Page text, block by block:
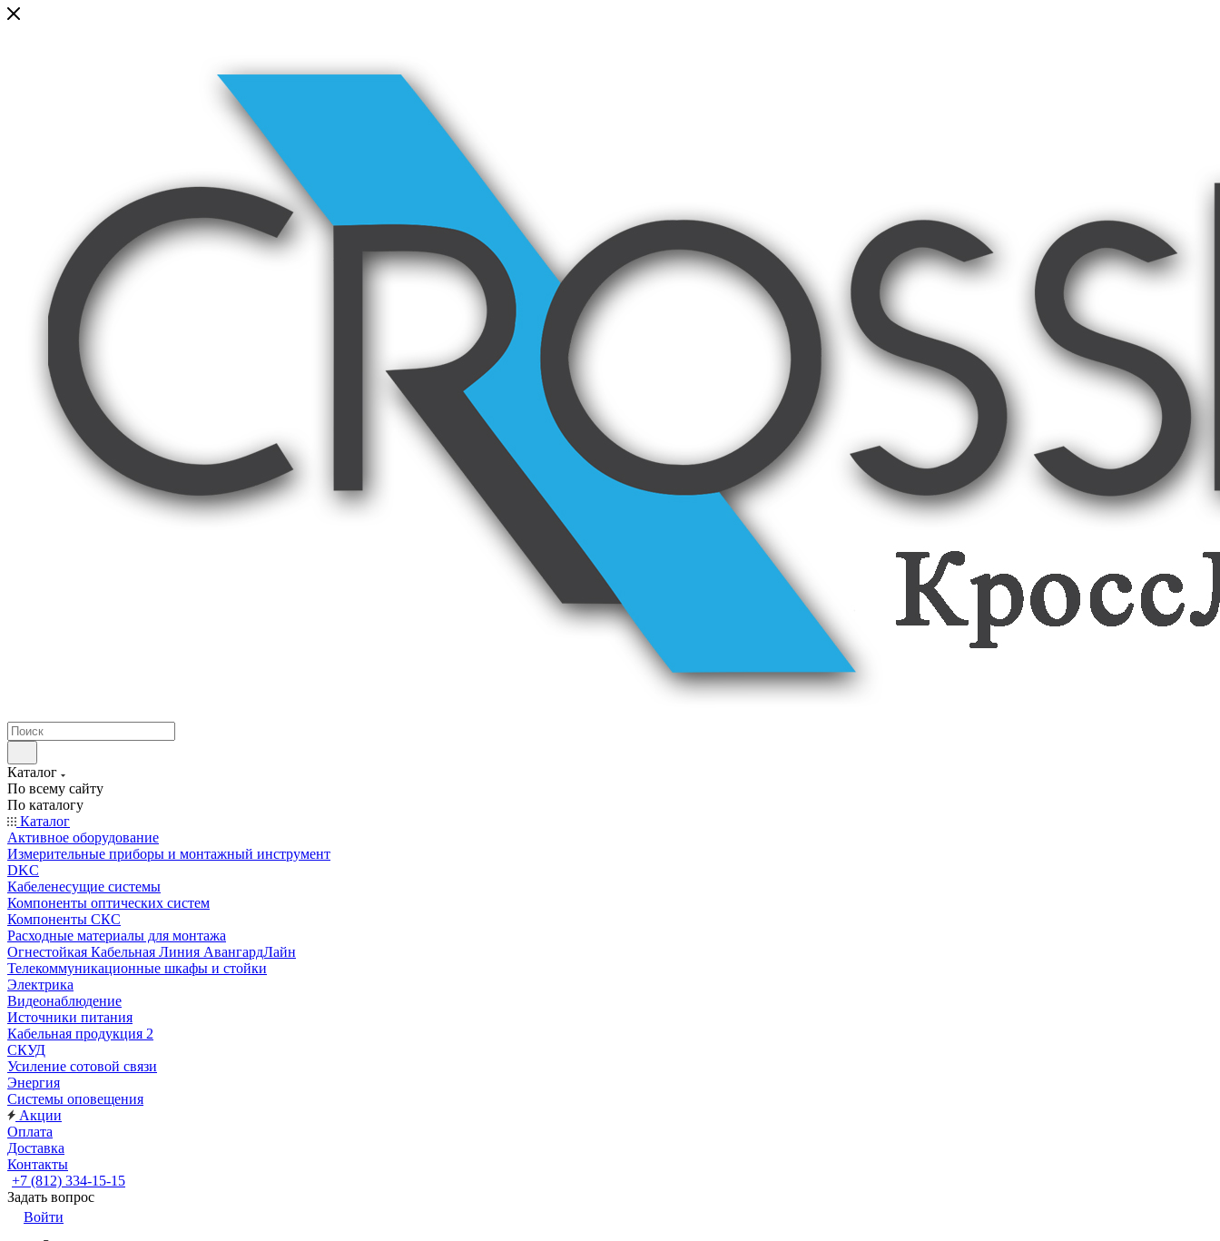
Каталог
По всему сайту
По каталогу
Каталог
Активное оборудование
Измерительные приборы и монтажный инструмент
DKC
Кабеленесущие системы
Компоненты оптических систем
Компоненты СКС
Расходные материалы для монтажа
Огнестойкая Кабельная Линия АвангардЛайн
Телекоммуникационные шкафы и стойки
Электрика
Видеонаблюдение
Источники питания
Кабельная продукция 2
СКУД
Усиление сотовой связи
Энергия
Системы оповещения
Акции
Оплата
Доставка
Контакты
+7 (812) 334-15-15
Задать вопрос
Войти